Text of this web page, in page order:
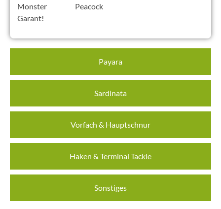
Payara
Sardinata
Vorfach & Hauptschnur
Haken & Terminal Tackle
Sonstiges
Monster Peacock
Garant!